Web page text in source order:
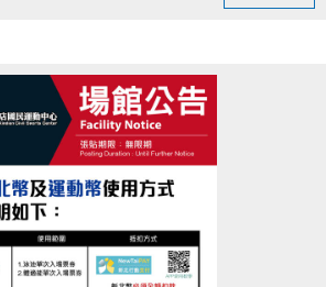
股份有限公司、快樂夥伴運動工作
店國民運動中心3F體適能中心
無心血管疾病或危險性慢性疾病
估，如因身體疾病不適本活動者請